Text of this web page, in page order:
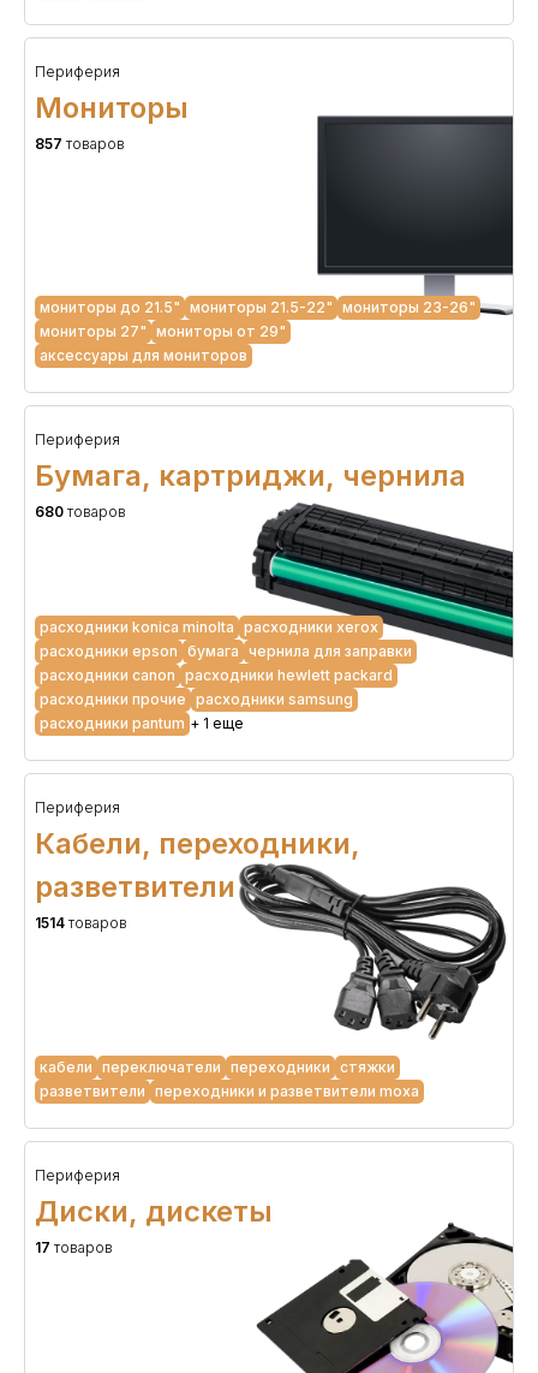
Периферия
Мониторы
857 товаров
мониторы до 21.5" мониторы 21.5-22" мониторы 23-26"
мониторы 27" мониторы от 29"
аксессуары для мониторов
Периферия
Бумага, картриджи, чернила
680 товаров
расходники konica minolta расходники xerox
расходники epson бумага чернила для заправки
расходники canon расходники hewlett packard
расходники прочие расходники samsung
расходники pantum + 1 еще
Периферия
Кабели, переходники,
разветвители
1514 товаров
кабели переключатели переходники стяжки
разветвители переходники и разветвители moxa
Периферия
Диски, дискеты
17 товаров